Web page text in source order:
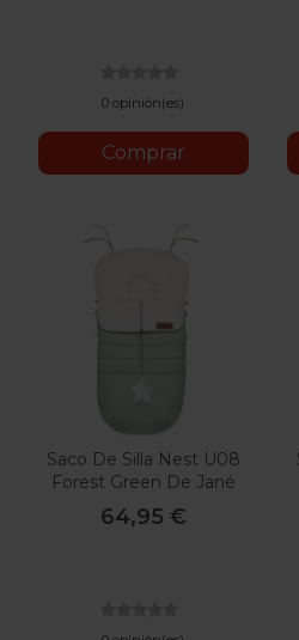
0 opinión(es)
Comprar
Saco De Silla Nest U08
Forest Green De Jané
64,95 €